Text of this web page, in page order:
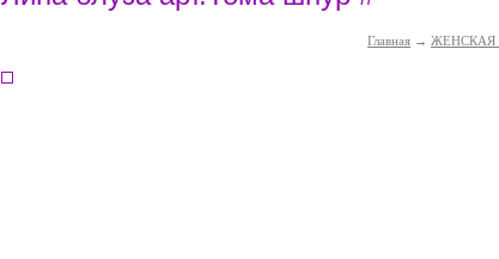
Главная → ЖЕНСКАЯ